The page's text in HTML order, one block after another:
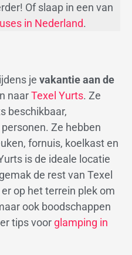
Of slaap in een van
in Nederland.
je vakantie aan de
naarTexel Yurts. Ze
beschikbaar,
Ze hebben
fornuis, koelkast en
is de ideale locatie
de rest van Texel
op het terrein plek om
ook boodschappen
tips voor glamping in